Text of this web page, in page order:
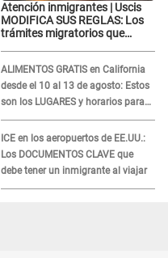
Atención inmigrantes | Uscis
MODIFICA SUS REGLAS: Los
trámites migratorios que
ALIMENTOS GRATIS en California
desde el 10 al 13 de agosto: Estos
son los LUGARES y horarios para
recibir la ayuda
ICE en los aeropuertos de EE.UU.:
Los DOCUMENTOS CLAVE que
debe tener un inmigrante al viajar